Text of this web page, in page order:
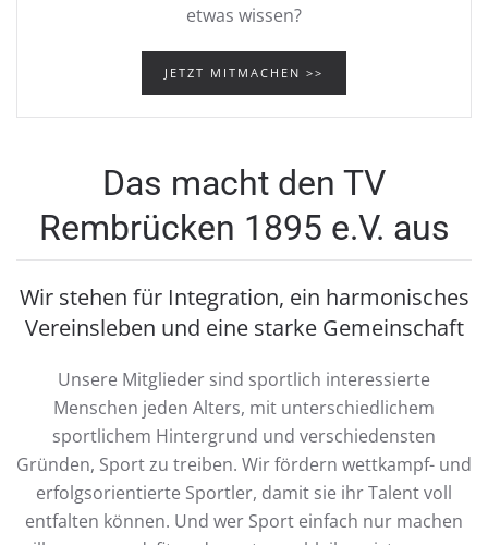
etwas wissen?
JETZT MITMACHEN >>
Das macht den TV
Rembrücken 1895 e.V. aus
Wir stehen für Integration, ein harmonisches
Vereinsleben und eine starke Gemeinschaft
Unsere Mitglieder sind sportlich interessierte
Menschen jeden Alters, mit unterschiedlichem
sportlichem Hintergrund und verschiedensten
Gründen, Sport zu treiben. Wir fördern wettkampf- und
erfolgsorientierte Sportler, damit sie ihr Talent voll
entfalten können. Und wer Sport einfach nur machen